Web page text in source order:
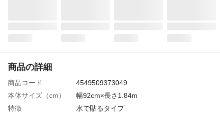
商品の詳細
商品コード
4549509373049
本体サイズ（cm）
幅92cm×長さ1.84m
特徴
水で貼るタイプ